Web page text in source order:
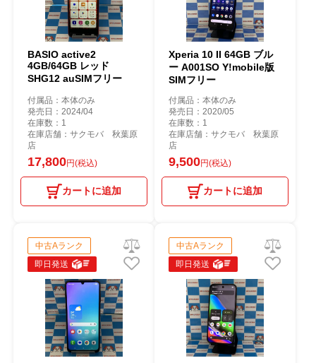
BASIO active2
4GB/64GB レッド
SHG12 auSIMフリー
付属品：本体のみ
発売日：2024/04
在庫数：1
在庫店舗：サクモバ 秋葉原
店
17,800円(税込)
カートに追加
Xperia 10 II 64GB ブル
ー A001SO Y!mobile版
SIMフリー
付属品：本体のみ
発売日：2020/05
在庫数：1
在庫店舗：サクモバ 秋葉原
店
9,500円(税込)
カートに追加
中古Aランク
即日発送
中古Aランク
即日発送